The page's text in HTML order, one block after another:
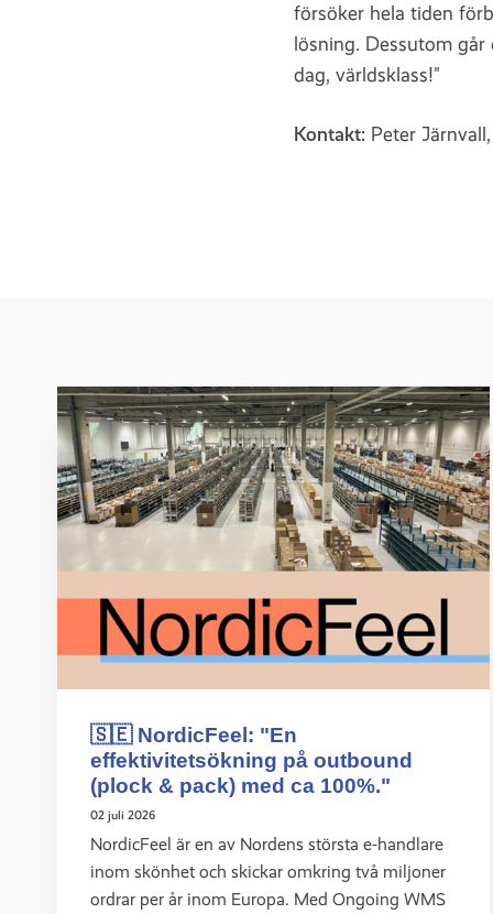
försöker hela tiden
lösning. Dessutom
dag, världsklass!"
Kontakt: Peter
🇸🇪 NordicFeel: "En
effektivitetsökning på outbound
(plock & pack) med ca 100%."
02 juli 2026
NordicFeel är en av Nordens största e-handlare
inom skönhet och skickar omkring två miljoner
ordrar per år inom Europa. Med Ongoing WMS